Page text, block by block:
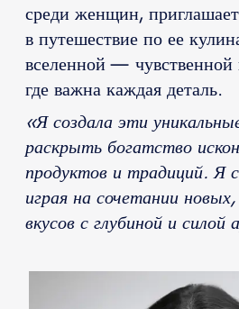
среди женщин, приглашает
в путешествие по ее
вселенной — чувственной
где важна каждая деталь.
«Я создала эти
раскрыть богатство
продуктов и традиций. Я
играя на сочетании
вкусов с глубиной и силой